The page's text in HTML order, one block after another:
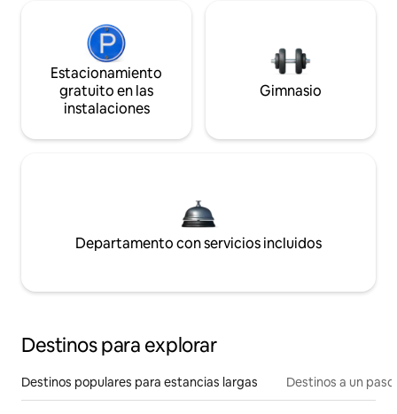
Estacionamiento
gratuito en las
instalaciones
Gimnasio
Departamento con servicios incluidos
Destinos para explorar
Destinos populares para estancias largas Destinos a un